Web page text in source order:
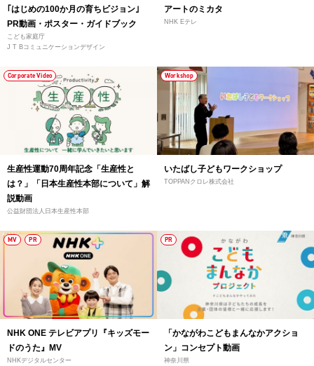
｢はじめの100か月の育ちビジョン｣
PR動画・ポスター・ガイドブック
こども家庭庁
J T Bコミュニケーションデザイン
アートのミカタ
NHK Eテレ
Corporate Video
生産性運動70周年記念「生産性と
は？」「日本生産性本部について」解
説動画
公益財団法人日本生産性本部
Workshop
いたばし子どもワークショップ
TOPPANクロレ株式会社
MV PR
NHK ONE テレビアプリ『キッズモー
ドのうた』MV
NHKデジタルセンター
PR
「かながわこどもまんなかアクショ
ン」コンセプト動画
神奈川県